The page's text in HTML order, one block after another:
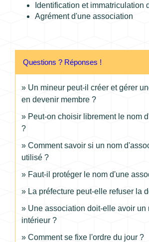
Identification et immatriculation
Agrément d'une association
Questions ? Réponses !
Un mineur peut-il créer et gérer
en devenir membre ?
Peut-on choisir librement le nom
?
Comment savoir si un nom
utilisé ?
Faut-il protéger le nom d'une
La préfecture peut-elle refuser la
Une association doit-elle avoir un
intérieur ?
Comment se fixe l'ordre du jour ?